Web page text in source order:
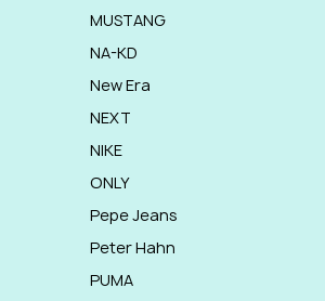
MUSTANG
NA-KD
New Era
NEXT
NIKE
ONLY
Pepe Jeans
Peter Hahn
PUMA